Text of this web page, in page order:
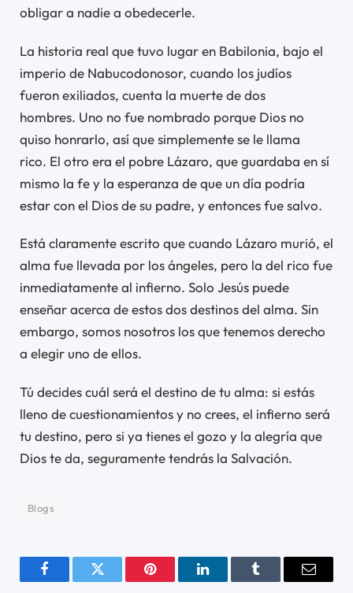
obligar a nadie a obedecerle.
La historia real que tuvo lugar en Babilonia, bajo el
imperio de Nabucodonosor, cuando los judíos
fueron exiliados, cuenta la muerte de dos
hombres. Uno no fue nombrado porque Dios no
quiso honrarlo, así que simplemente se le llama
rico. El otro era el pobre Lázaro, que guardaba en sí
mismo la fe y la esperanza de que un día podría
estar con el Dios de su padre, y entonces fue salvo.
Está claramente escrito que cuando Lázaro murió, el
alma fue llevada por los ángeles, pero la del rico fue
inmediatamente al infierno. Solo Jesús puede
enseñar acerca de estos dos destinos del alma. Sin
embargo, somos nosotros los que tenemos derecho
a elegir uno de ellos.
Tú decides cuál será el destino de tu alma: si estás
lleno de cuestionamientos y no crees, el infierno será
tu destino, pero si ya tienes el gozo y la alegría que
Dios te da, seguramente tendrás la Salvación.
Blogs
FacebookTwitter Pinterest LinkedInTumblr Email